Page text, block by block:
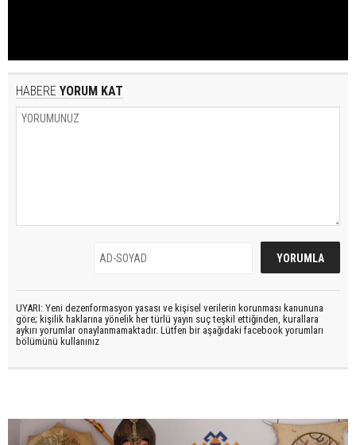
HABERE YORUM KAT
UYARI: Yeni dezenformasyon yasası ve kişisel verilerin korunması kanununa
göre; kişilik haklarına yönelik her türlü yayın suç teşkil ettiğinden, kurallara
aykırı yorumlar onaylanmamaktadır. Lütfen bir aşağıdaki facebook yorumları
bölümünü kullanınız